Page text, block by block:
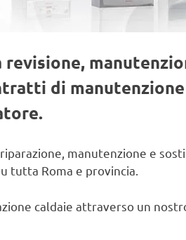
revisione,
di
manutenzione e
tutta Roma e provincia.
caldaie attraverso un